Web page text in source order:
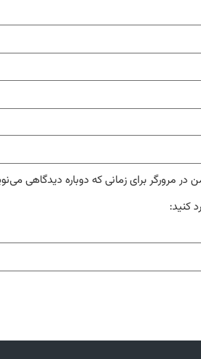
در مرورگر برای زمانی که دوباره دیدگاهی
کنید: